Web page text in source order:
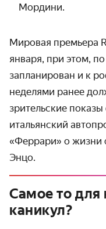
Мордини.
Мировая премьера
января, при этом,
запланирован и к
неделями ранее
зрительские
итальянский
«Феррари» о жизни
Энцо.
Самое то для
каникул?